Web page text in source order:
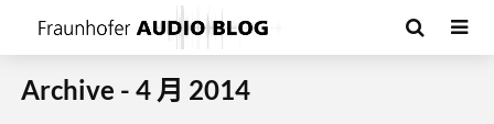
Archive - 4 月 2014